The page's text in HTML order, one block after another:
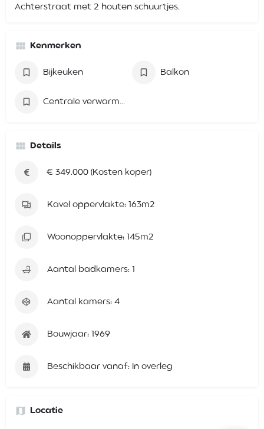
Achterstraat met 2 houten schuurtjes.
Kenmerken
Bijkeuken Balkon
Details
€ 349.000 (Kosten koper)
Kavel oppervlakte: 163m2
Woonoppervlakte: 145m2
Aantal badkamers: 1
Aantal kamers: 4
Bouwjaar: 1969
Beschikbaar vanaf: In overleg
Locatie